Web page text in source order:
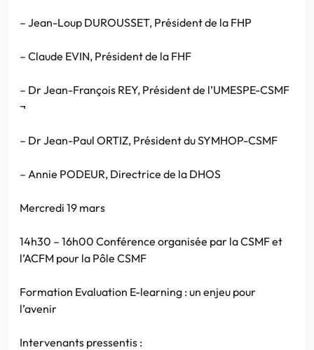
– Jean-Loup DUROUSSET, Président de la FHP
– Claude EVIN, Président de la FHF
– Dr Jean-François REY, Président de l’UMESPE-CSMF
¬
– Dr Jean-Paul ORTIZ, Président du SYMHOP-CSMF
– Annie PODEUR, Directrice de la DHOS
Mercredi 19 mars
14h30 – 16h00 Conférence organisée par la CSMF et
l’ACFM pour la Pôle CSMF
Formation Evaluation E-learning : un enjeu pour
l’avenir
Intervenants pressentis :